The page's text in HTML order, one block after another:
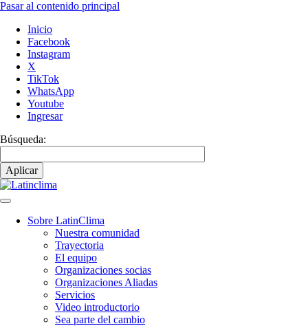
Pasar al contenido principal
Inicio
Facebook
Instagram
X
TikTok
WhatsApp
Youtube
Ingresar
Búsqueda:
Navegación
Sobre LatinClima
Nuestra comunidad
Trayectoria
El equipo
Organizaciones socias
Organizaciones Aliadas
Servicios
Video introductorio
Sea parte del cambio